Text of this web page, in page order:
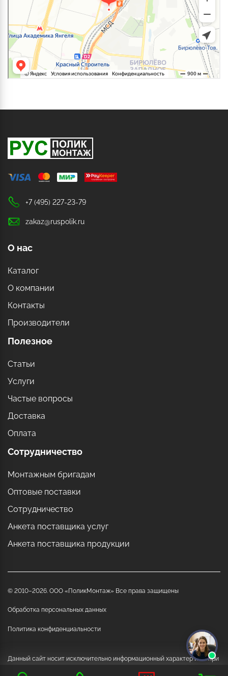
+7 (495) 227-23-79
zakaz@ruspolik.ru
О нас
Каталог
О компании
Контакты
Производители
Полезное
Статьи
Услуги
Частые вопросы
Доставка
Оплата
Сотрудничество
Монтажным бригадам
Оптовые поставки
Сотрудничество
Анкета поставщика услуг
Анкета поставщика продукции
© 2010–2026. ООО «ПоликМонтаж» Все права защищены
Обработка персональных данных
Политика конфиденциальности
Данный сайт носит исключительно информационный характер и ни при